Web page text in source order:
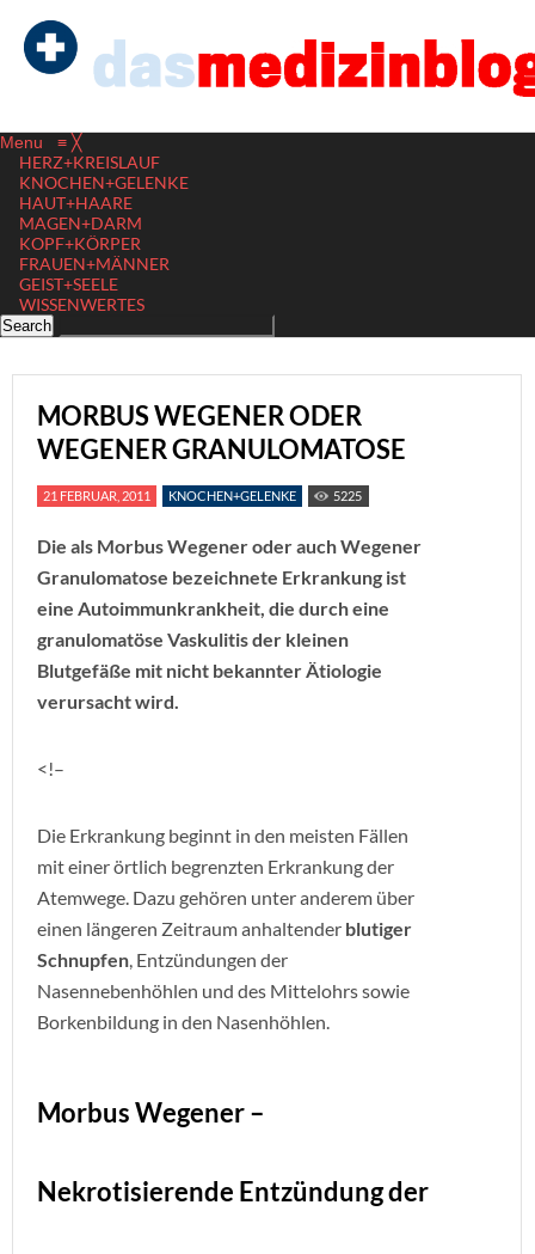
Menu ≡ ╳
HERZ+KREISLAUF
KNOCHEN+GELENKE
HAUT+HAARE
MAGEN+DARM
KOPF+KÖRPER
FRAUEN+MÄNNER
GEIST+SEELE
WISSENWERTES
MORBUS WEGENER ODER
WEGENER GRANULOMATOSE
21 FEBRUAR, 2011 KNOCHEN+GELENKE 5225
Die als Morbus Wegener oder auch Wegener
Granulomatose bezeichnete Erkrankung ist
eine Autoimmunkrankheit, die durch eine
granulomatöse Vaskulitis der kleinen
Blutgefäße mit nicht bekannter Ätiologie
verursacht wird.
<!–
Die Erkrankung beginnt in den meisten Fällen
mit einer örtlich begrenzten Erkrankung der
Atemwege. Dazu gehören unter anderem über
einen längeren Zeitraum anhaltender blutiger
Schnupfen, Entzündungen der
Nasennebenhöhlen und des Mittelohrs sowie
Borkenbildung in den Nasenhöhlen.
Morbus Wegener –
Nekrotisierende Entzündung der